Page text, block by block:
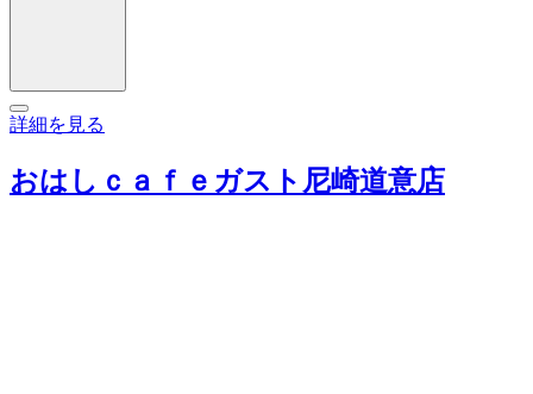
詳細を見る
おはしｃａｆｅガスト尼崎道意店